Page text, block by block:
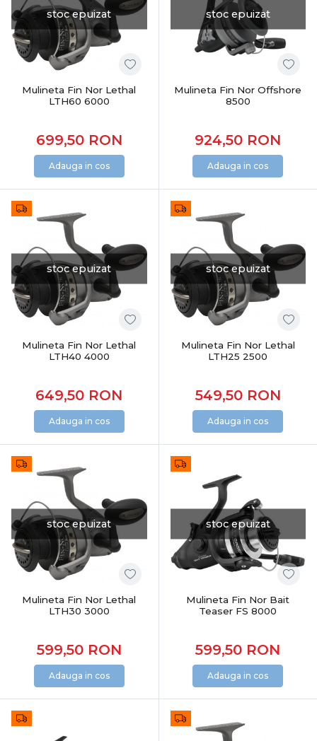
stoc epuizat
Mulineta Fin Nor Lethal
LTH60 6000
699,50 RON
Adauga in cos
stoc epuizat
Mulineta Fin Nor Offshore
8500
924,50 RON
Adauga in cos
stoc epuizat
Mulineta Fin Nor Lethal
LTH40 4000
649,50 RON
Adauga in cos
stoc epuizat
Mulineta Fin Nor Lethal
LTH25 2500
549,50 RON
Adauga in cos
stoc epuizat
Mulineta Fin Nor Lethal
LTH30 3000
599,50 RON
Adauga in cos
stoc epuizat
Mulineta Fin Nor Bait
Teaser FS 8000
599,50 RON
Adauga in cos